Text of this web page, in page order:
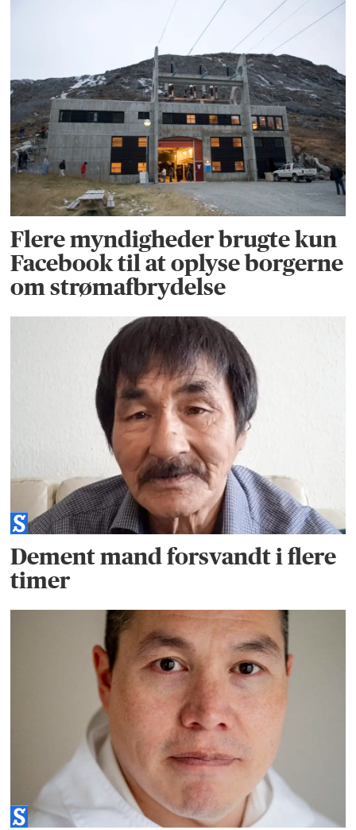
Flere myndigheder brugte kun
Facebook til at oplyse borgerne
om strømafbrydelse
Dement mand forsvandt i flere
timer